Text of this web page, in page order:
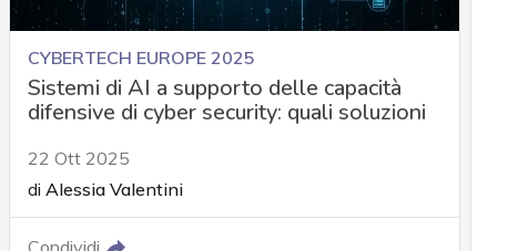
CYBERTECH EUROPE 2025
Sistemi di AI a supporto delle capacità
difensive di cyber security: quali soluzioni
22 Ott 2025
di Alessia Valentini
Condividi